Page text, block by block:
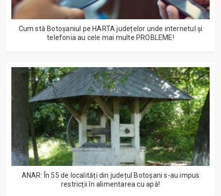
Cum stă Botoșaniul pe HARTA județelor unde internetul și
telefonia au cele mai multe PROBLEME!
ANAR: În 55 de localități din județul Botoșani s-au impus
restricții în alimentarea cu apă!